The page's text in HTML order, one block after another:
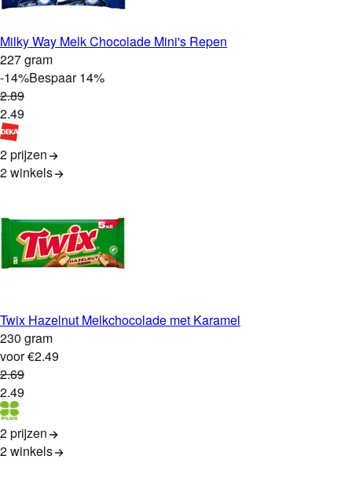
Milky Way Melk Chocolade Mini's Repen
227 gram
-14%Bespaar14%
2.89
2.49
2 prijzen
2winkels
Twix Hazelnut Melkchocolade met Karamel
230 gram
voor €2.49
2.69
2.49
2 prijzen
2winkels